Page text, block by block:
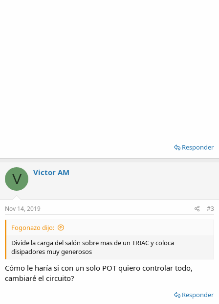
Responder
V Victor AM
Nov 14, 2019 #3
Fogonazo dijo:
Divide la carga del salón sobre mas de un TRIAC y coloca
disipadores muy generosos
Cómo le haría si con un solo POT quiero controlar todo,
cambiaré el circuito?
Responder